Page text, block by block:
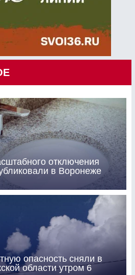
отключения
в Воронеже
опасность сняли в
области утром 6